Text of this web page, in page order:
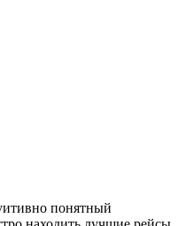
понятный